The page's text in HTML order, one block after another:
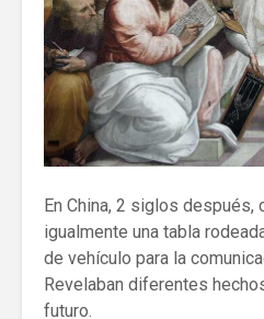
En China, 2 siglos
igualmente una tabla
de vehículo para la
Revelaban diferentes
futuro.